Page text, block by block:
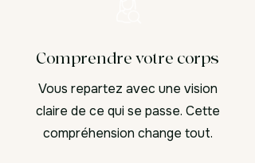
Comprendre votre corps
Vous repartez avec une vision
claire de ce qui se passe. Cette
compréhension change tout.